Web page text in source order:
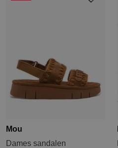
Mou
Dames sandalen